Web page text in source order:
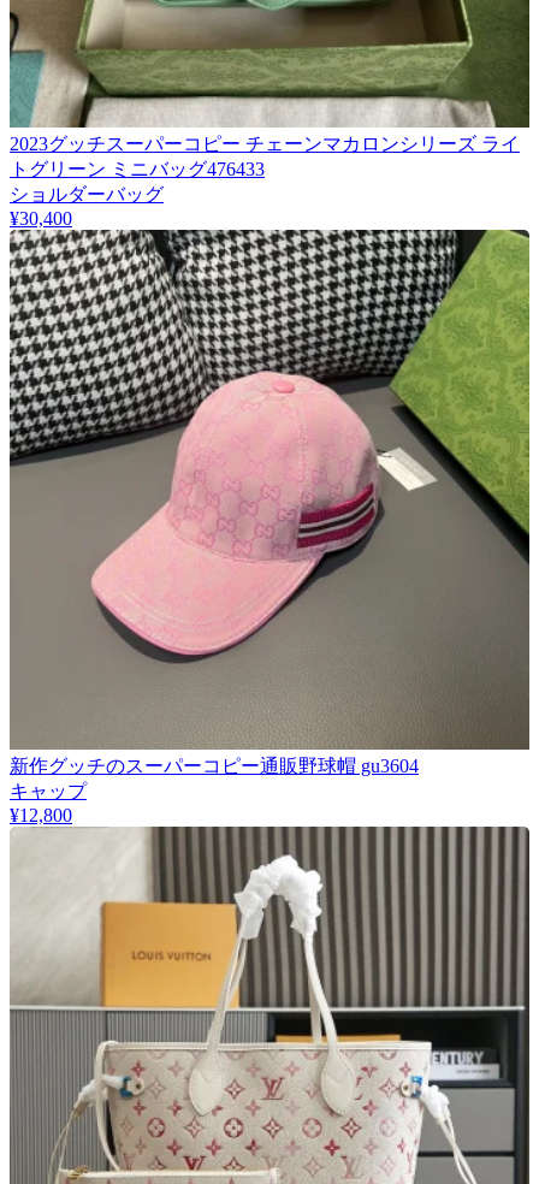
2023グッチスーパーコピー チェーンマカロンシリーズ ライ
トグリーン ミニバッグ476433
ショルダーバッグ
¥30,400
新作グッチのスーパーコピー通販野球帽 gu3604
キャップ
¥12,800